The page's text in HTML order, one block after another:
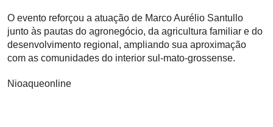
O evento reforçou a atuação de Marco Aurélio Santullo
junto às pautas do agronegócio, da agricultura familiar e do
desenvolvimento regional, ampliando sua aproximação
com as comunidades do interior sul-mato-grossense.
Nioaqueonline